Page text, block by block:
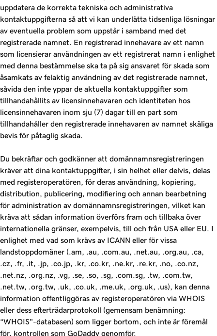
uppdatera de korrekta tekniska och administrativa
kontaktuppgifterna så att vi kan underlätta tidsenliga lösningar
av eventuella problem som uppstår i samband med det
registrerade namnet. En registrerad innehavare av ett namn
som licensierar användningen av ett registrerat namn i enlighet
med denna bestämmelse ska ta på sig ansvaret för skada som
åsamkats av felaktig användning av det registrerade namnet,
såvida den inte yppar de aktuella kontaktuppgifter som
tillhandahållits av licensinnehavaren och identiteten hos
licensinnehavaren inom sju (7) dagar till en part som
tillhandahåller den registrerade innehavaren av namnet skäliga
bevis för påtaglig skada.
Du bekräftar och godkänner att domännamnsregistreringen
kräver att dina kontaktuppgifter, i sin helhet eller delvis, delas
med registeroperatören, för deras användning, kopiering,
distribution, publicering, modifiering och annan bearbetning
för administration av domännamnsregistreringen, vilket kan
kräva att sådan information överförs fram och tillbaka över
internationella gränser, exempelvis, till och från USA eller EU. I
enlighet med vad som krävs av ICANN eller för vissa
landstoppdomäner (.am, .au, .com.au, .net.au, .org.au, .ca,
.cz, .fr, .it, .jp, .co.jp, .kr, .co.kr, .ne.kr, .re.kr, .no, .co.nz,
.net.nz, .org.nz, .vg, .se, .so, .sg, .com.sg, .tw, .com.tw,
.net.tw, .org.tw, .uk, .co.uk, .me.uk, .org.uk, .us), kan denna
information offentliggöras av registeroperatören via WHOIS
eller dess efterträdarprotokoll (gemensam benämning:
“WHOIS"-databasen) som ligger bortom, och inte är föremål
för, kontrollen som GoDaddy genomför.